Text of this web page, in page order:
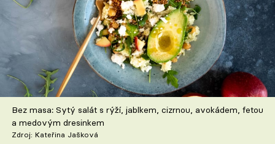
TV Program
Škola vaření
Recepty z TV
Speciál: Cuketa
Bez masa: Sytý salát s rýží, jablkem, cizrnou, avokádem, fetou
a medovým dresinkem
Zdroj: Kateřina Jašková